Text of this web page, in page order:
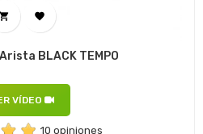

BLACK TEMPO
VÍDEO
10 opiniones